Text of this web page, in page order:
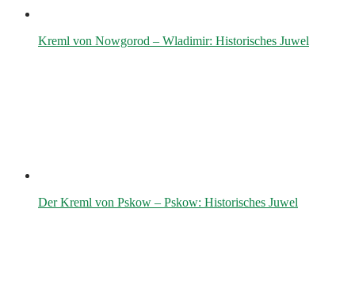
Kreml von Nowgorod – Wladimir: Historisches Juwel
Der Kreml von Pskow – Pskow: Historisches Juwel